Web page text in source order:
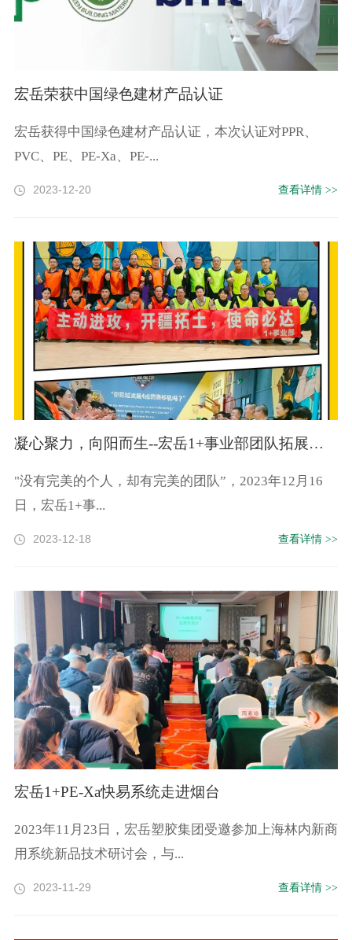
宏岳荣获中国绿色建材产品认证
宏岳获得中国绿色建材产品认证，本次认证对PPR、
PVC、PE、PE-Xa、PE-...
2023-12-20 查看详情 >>
凝心聚力，向阳而生--宏岳1+事业部团队拓展训练
"没有完美的个人，却有完美的团队”，2023年12月16
日，宏岳1+事...
2023-12-18 查看详情 >>
宏岳1+PE-Xa快易系统走进烟台
2023年11月23日，宏岳塑胶集团受邀参加上海林内新商
用系统新品技术研讨会，与...
2023-11-29 查看详情 >>